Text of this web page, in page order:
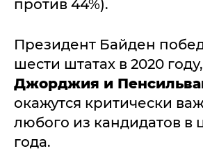
против 44%).
Президент Байден
шести штатах в 2020
Джорджия и
окажутся критически
любого из кандидатов в
года.